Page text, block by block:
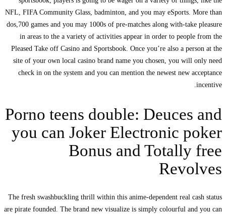
NFL, FIFA Community Glass, badminton, and you may eSports.
dos,700 games and you may 1000s of pre-matches along with-take
in areas to the a variety of activities appear in order to people
Pleased Take off Casino and Sportsbook. Once you’re also a
site of your own local casino brand name you chosen, you will
check in on the system and you can mention the newest new
Porno teens double: Deuces
you can Joker Electronic
Bonus and Totally
The fresh swashbuckling thrill within this anime-dependent real
are pirate founded. The brand new visualize is simply colourful and